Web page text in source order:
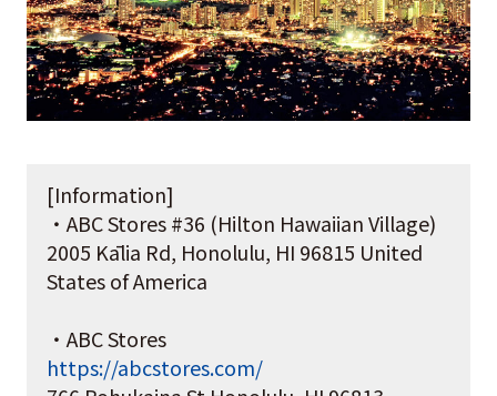
[Information]
・ABC Stores #36 (Hilton Hawaiian Village)
2005 Kālia Rd, Honolulu, HI 96815 United
States of America
・ABC Stores
https://abcstores.com/